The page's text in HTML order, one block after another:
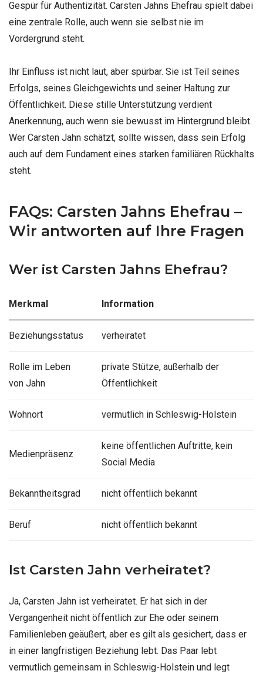
Gespür für Authentizität. Carsten Jahns Ehefrau spielt dabei
eine zentrale Rolle, auch wenn sie selbst nie im
Vordergrund steht.
Ihr Einfluss ist nicht laut, aber spürbar. Sie ist Teil seines
Erfolgs, seines Gleichgewichts und seiner Haltung zur
Öffentlichkeit. Diese stille Unterstützung verdient
Anerkennung, auch wenn sie bewusst im Hintergrund bleibt.
Wer Carsten Jahn schätzt, sollte wissen, dass sein Erfolg
auch auf dem Fundament eines starken familiären Rückhalts
steht.
FAQs: Carsten Jahns Ehefrau –
Wir antworten auf Ihre Fragen
Wer ist Carsten Jahns Ehefrau?
Merkmal Information
Beziehungsstatus verheiratet
Rolle im Leben
von Jahn
private Stütze, außerhalb der
Öffentlichkeit
Wohnort vermutlich in Schleswig-Holstein
Medienpräsenz
keine öffentlichen Auftritte, kein
Social Media
Bekanntheitsgrad nicht öffentlich bekannt
Beruf nicht öffentlich bekannt
Ist Carsten Jahn verheiratet?
Ja, Carsten Jahn ist verheiratet. Er hat sich in der
Vergangenheit nicht öffentlich zur Ehe oder seinem
Familienleben geäußert, aber es gilt als gesichert, dass er
in einer langfristigen Beziehung lebt. Das Paar lebt
vermutlich gemeinsam in Schleswig-Holstein und legt